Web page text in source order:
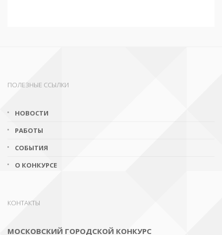
ПОЛЕЗНЫЕ ССЫЛКИ
НОВОСТИ
РАБОТЫ
СОБЫТИЯ
О КОНКУРСЕ
КОНТАКТЫ
МОСКОВСКИЙ ГОРОДСКОЙ КОНКУРС